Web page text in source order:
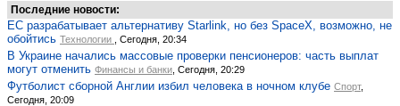
Последние новости:
ЕС разрабатывает альтернативу Starlink, но без SpaceX, возможно, не
обойтись Технологии , Сегодня, 20:34
В Украине начались массовые проверки пенсионеров: часть выплат
могут отменить Финансы и банки , Сегодня, 20:29
Футболист сборной Англии избил человека в ночном клубе Спорт,
Сегодня, 20:09